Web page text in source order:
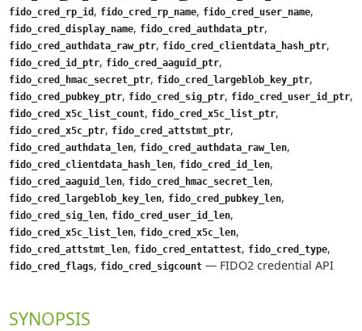
fido_cred_rp_id, fido_cred_rp_name, fido_cred_user_name,
fido_cred_display_name, fido_cred_authdata_ptr,
fido_cred_authdata_raw_ptr, fido_cred_clientdata_hash_ptr,
fido_cred_id_ptr, fido_cred_aaguid_ptr,
fido_cred_hmac_secret_ptr, fido_cred_largeblob_key_ptr,
fido_cred_pubkey_ptr, fido_cred_sig_ptr, fido_cred_user_id_ptr,
fido_cred_x5c_list_count, fido_cred_x5c_list_ptr,
fido_cred_x5c_ptr, fido_cred_attstmt_ptr,
fido_cred_authdata_len, fido_cred_authdata_raw_len,
fido_cred_clientdata_hash_len, fido_cred_id_len,
fido_cred_aaguid_len, fido_cred_hmac_secret_len,
fido_cred_largeblob_key_len, fido_cred_pubkey_len,
fido_cred_sig_len, fido_cred_user_id_len,
fido_cred_x5c_list_len, fido_cred_x5c_len,
fido_cred_attstmt_len, fido_cred_entattest, fido_cred_type,
fido_cred_flags, fido_cred_sigcount— FIDO2 credential API
SYNOPSIS